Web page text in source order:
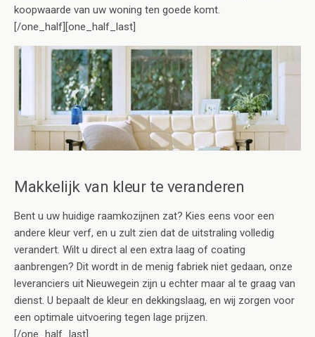
koopwaarde van uw woning ten goede komt.
[/one_half][one_half_last]
Makkelijk van kleur te veranderen
Bent u uw huidige raamkozijnen zat? Kies eens voor een
andere kleur verf, en u zult zien dat de uitstraling volledig
verandert. Wilt u direct al een extra laag of coating
aanbrengen? Dit wordt in de menig fabriek niet gedaan, onze
leveranciers uit Nieuwegein zijn u echter maar al te graag van
dienst. U bepaalt de kleur en dekkingslaag, en wij zorgen voor
een optimale uitvoering tegen lage prijzen.
[/one_half_last]